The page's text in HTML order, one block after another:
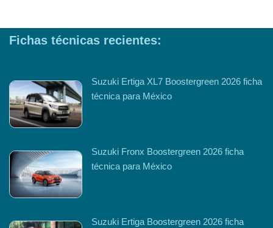
Fichas técnicas recientes:
Suzuki Ertiga XL7 Boostergreen 2026 ficha
técnica para México
Suzuki Fronx Boostergreen 2026 ficha
técnica para México
Suzuki Ertiga Boostergreen 2026 ficha